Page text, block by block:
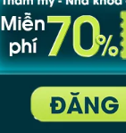
Xem thêm bài viết